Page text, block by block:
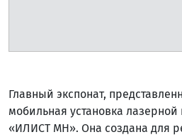
Главный экспонат,
мобильная установка
«ИЛИСТ МН». Она создана для